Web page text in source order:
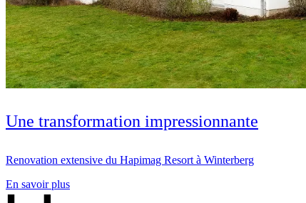
Une transformation impressionnante
Renovation extensive du Hapimag Resort à Winterberg
En savoir plus